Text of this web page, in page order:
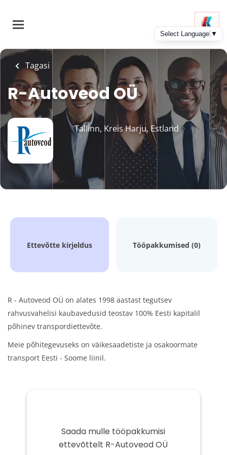
main
Tagasi
R-Autoveod OÜ
Tallinn, Kreis Harju, Estland
Ettevõtte kirjeldus Tööpakkumised (0)
R - Autoveod OÜ on alates 1998 aastast tegutsev
rahvusvahelisi kaubavedusid teostav 100% Eesti kapitalil
põhinev transpordiettevõte.
Meie põhitegevuseks on väikesaadetiste ja osakoormate
transport Eesti - Soome liinil.
Saada mulle tööpakkumisi
ettevõttelt R-Autoveod OÜ